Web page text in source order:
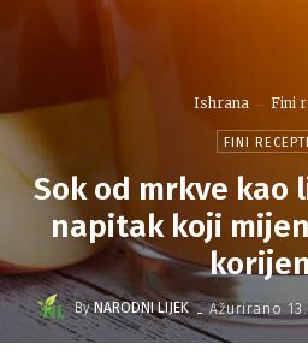
Ishrana Fini
FINI RECEPTI
Sok od mrkve kao
napitak koji
By NARODNI LIJEK - Ažurirano